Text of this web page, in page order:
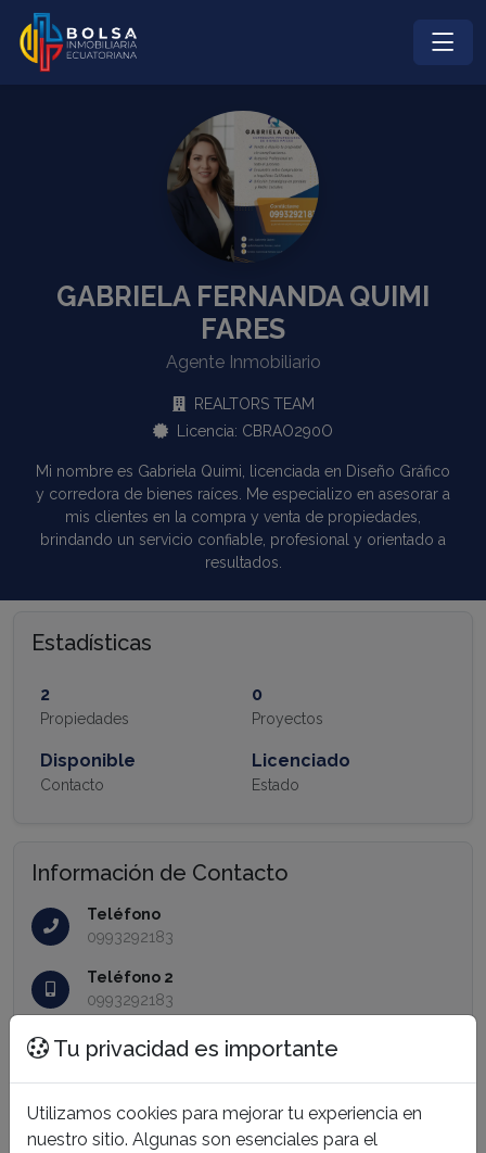
Tu privacidad es importante
Utilizamos cookies para mejorar tu experiencia en
nuestro sitio. Algunas son esenciales para el
GABRIELA FERNANDA QUIMI
FARES
Agente Inmobiliario
REALTORS TEAM
Licencia: CBRAO290O
Mi nombre es Gabriela Quimi, licenciada en Diseño Gráfico
y corredora de bienes raíces. Me especializo en asesorar a
mis clientes en la compra y venta de propiedades,
brindando un servicio confiable, profesional y orientado a
resultados.
Estadísticas
2
Propiedades
0
Proyectos
Disponible
Contacto
Licenciado
Estado
Información de Contacto
Teléfono
0993292183
Teléfono 2
0993292183
Email
quimiinmobiliaria@gmail.com